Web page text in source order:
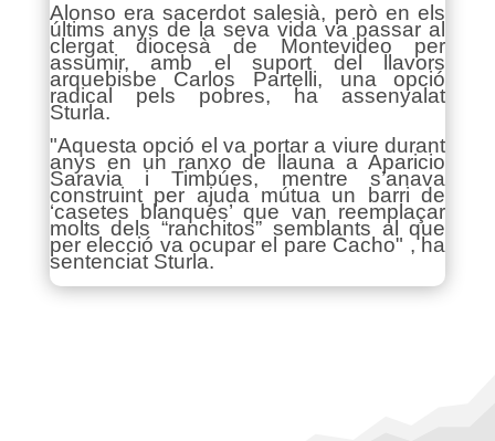
Alonso era sacerdot salesià, però en els
últims anys de la seva vida va passar al
clergat diocesà de Montevideo per
assumir, amb el suport del llavors
arquebisbe Carlos Partelli, una opció
radical pels pobres, ha assenyalat
Sturla.
"Aquesta opció el va portar a viure durant
anys en un ranxo de llauna a Aparicio
Saravia i Timbúes, mentre s’anava
construint per ajuda mútua un barri de
‘casetes blanques’ que van reemplaçar
molts dels “ranchitos” semblants al que
per elecció va ocupar el pare Cacho" , ha
sentenciat Sturla.